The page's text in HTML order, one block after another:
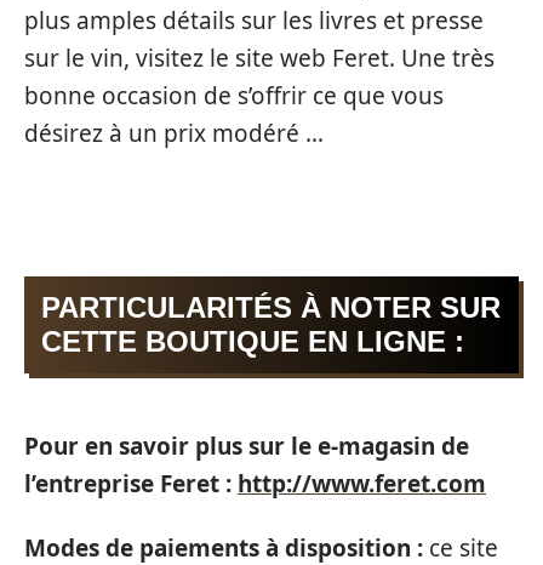
plus amples détails sur les livres et presse
sur le vin, visitez le site web Feret. Une très
bonne occasion de s’offrir ce que vous
désirez à un prix modéré …
PARTICULARITÉS À NOTER SUR
CETTE BOUTIQUE EN LIGNE :
Pour en savoir plus sur le e-magasin de
l’entreprise Feret : http://www.feret.com
Modes de paiements à disposition : ce site